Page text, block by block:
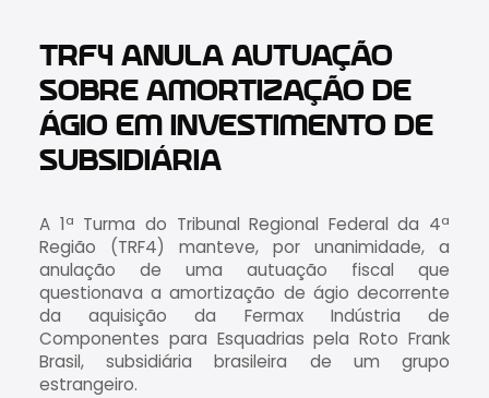
TRF4 ANULA AUTUAÇÃO
SOBRE AMORTIZAÇÃO DE
ÁGIO EM INVESTIMENTO DE
SUBSIDIÁRIA
A 1ª Turma do Tribunal Regional Federal da 4ª
Região (TRF4) manteve, por unanimidade, a
anulação de uma autuação fiscal que
questionava a amortização de ágio decorrente
da aquisição da Fermax Indústria de
Componentes para Esquadrias pela Roto Frank
Brasil, subsidiária brasileira de um grupo
estrangeiro.